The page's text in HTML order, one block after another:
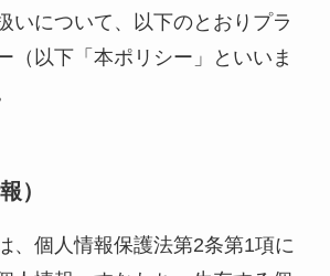
いについて、以下のとおりプラ
（以下「本ポリシー」といいま
）
、個人情報保護法第2条第1項に